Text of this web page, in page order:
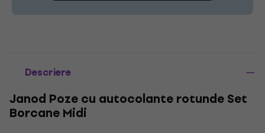
Descriere
Janod Poze cu autocolante rotunde Set
Borcane Midi